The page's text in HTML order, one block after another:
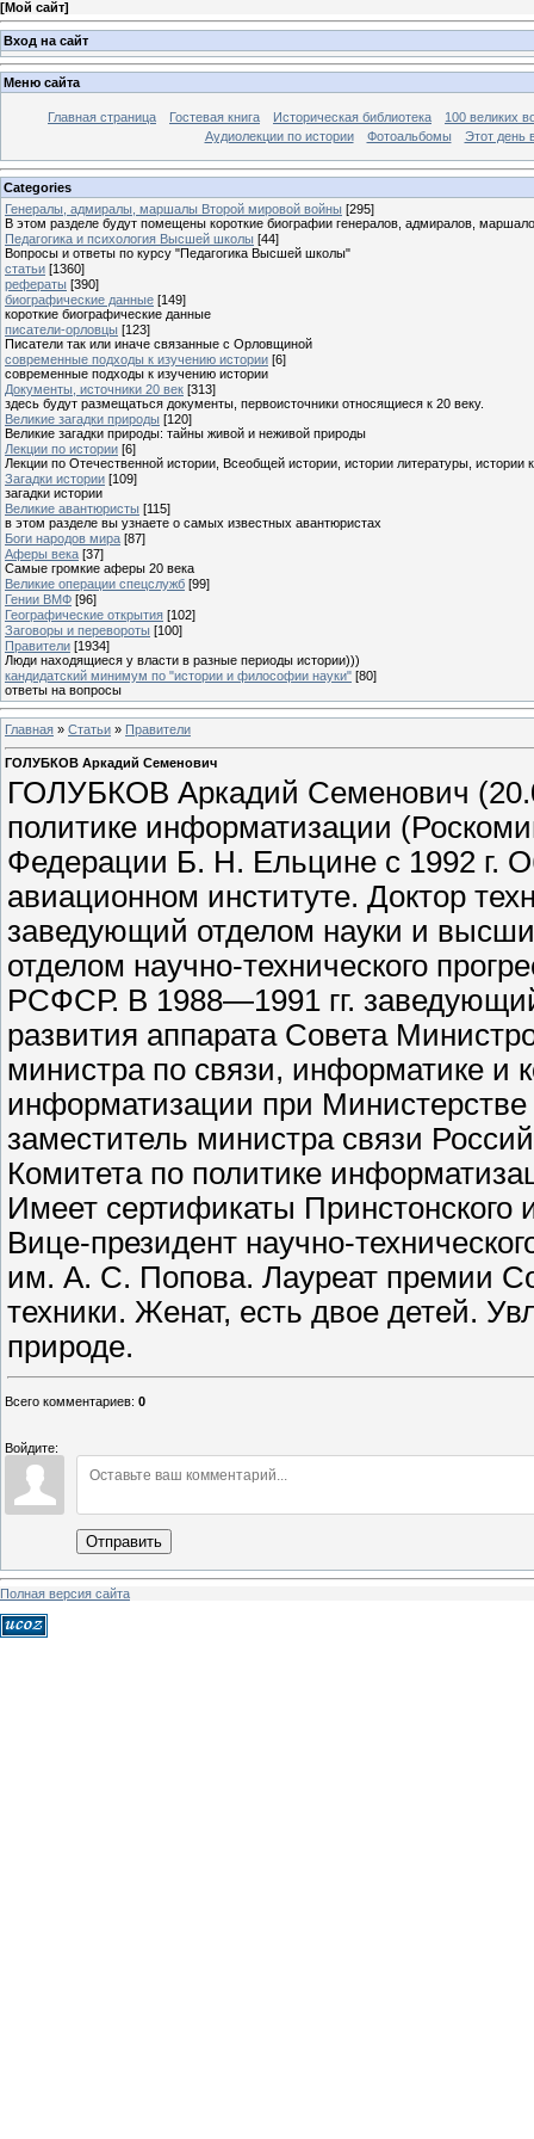
[Мой сайт]
Вход на сайт
Меню сайта
Главная страница Гостевая книга Историческая библиотека
100 великих
Аудиолекции по истории
Фотоальбомы Этот день
Categories
Генералы, адмиралы, маршалы Второй мировой войны [295]
В этом разделе будут помещены короткие биографии генералов, адмиралов,
Педагогика и психология Высшей школы [44]
Вопросы и ответы по курсу "Педагогика Высшей школы"
статьи [1360]
рефераты [390]
биографические данные [149]
короткие биографические данные
писатели-орловцы [123]
Писатели так или иначе связанные с Орловщиной
современные подходы к изучению истории [6]
современные подходы к изучению истории
Документы, источники 20 век [313]
здесь будут размещаться документы, первоисточники относящиеся к 20 веку.
Великие загадки природы [120]
Великие загадки природы: тайны живой и неживой природы
Лекции по истории [6]
Лекции по Отечественной истории, Всеобщей истории, истории литературы, истории
Загадки истории [109]
загадки истории
Великие авантюристы [115]
в этом разделе вы узнаете о самых известных авантюристах
Боги народов мира [87]
Аферы века [37]
Самые громкие аферы 20 века
Великие операции спецслужб [99]
Гении ВМФ [96]
Географические открытия [102]
Заговоры и перевороты [100]
Правители [1934]
Люди находящиеся у власти в разные периоды истории)))
кандидатский минимум по "истории и философии науки" [80]
ответы на вопросы
Главная » Статьи » Правители
ГОЛУБКОВ Аркадий Семенович
ГОЛУБКОВ Аркадий Семенович
политике информатизации
Федерации Б. Н. Ельцине с 1992 г.
авиационном институте. Доктор
заведующий отделом науки и
отделом научно-технического
РСФСР. В 1988—1991 гг. заведующий
развития аппарата Совета
министра по связи, информатике и
информатизации при
заместитель министра связи
Комитета по политике
Имеет сертификаты
Вице-президент научно-
им. А. С. Попова. Лауреат премии
техники. Женат, есть двое детей.
природе.
Всего комментариев: 0
Войдите:
Отправить
Полная версия сайта